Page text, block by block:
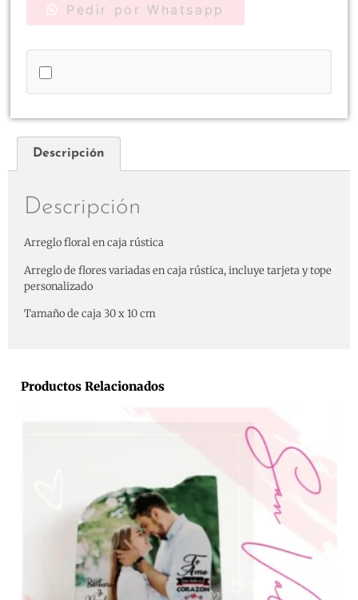
Pedir por Whatsapp
Descripción
Descripción
Arreglo floral en caja rústica
Arreglo de flores variadas en caja rústica, incluye tarjeta y tope
personalizado
Tamaño de caja 30 x 10 cm
Productos Relacionados